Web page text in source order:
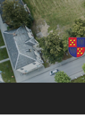
Skip
to
content